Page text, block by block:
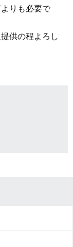
りも必要で
供の程よろし